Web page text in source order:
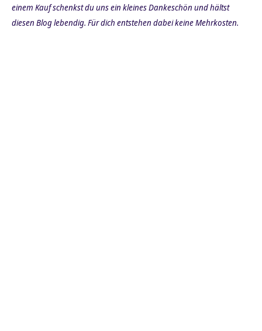
einem Kauf schenkst du uns ein kleines Dankeschön und hältst
diesen Blog lebendig. Für dich entstehen dabei keine Mehrkosten.